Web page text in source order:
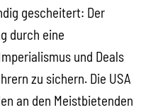
gescheitert: Der
durch eine
und Deals
zu sichern. Die USA
an den Meistbietenden